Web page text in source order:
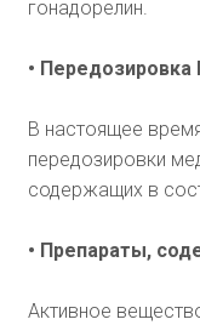
гонадорелин.
• Передозировка
В настоящее
передозировки
содержащих в
• Препараты,
Активное